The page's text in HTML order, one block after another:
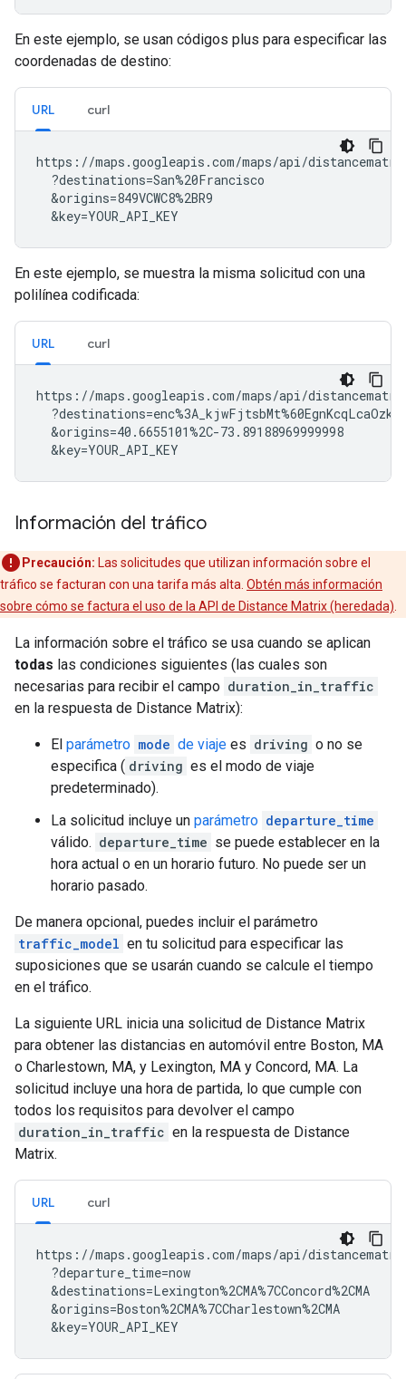
En este ejemplo, se usan códigos plus para especificar las
coordenadas de destino:
URL curl
https://maps.googleapis.com/maps/api/
  ?destinations=San%20Francisco
  &origins=849VCWC8%2BR9
  &key=YOUR_API_KEY
En este ejemplo, se muestra la misma solicitud con una
polilínea codificada:
URL curl
https://maps.googleapis.com/maps/api/
  &origins=40.6655101%2C-73.89188969999998
  &key=YOUR_API_KEY
Información del tráfico
Precaución: Las solicitudes que utilizan información sobre el
tráfico se facturan con una tarifa más alta. Obtén más información
sobre cómo se factura el uso de la API de Distance Matrix (heredada)
La información sobre el tráfico se usa cuando se aplican
todas las condiciones siguientes (las cuales son
necesarias para recibir el campo duration_in_traffic
en la respuesta de Distance Matrix):
El parámetro mode de viaje es driving o no se
especifica ( driving es el modo de viaje
predeterminado).
La solicitud incluye un parámetro departure_time
válido. departure_time se puede establecer en la
hora actual o en un horario futuro. No puede ser un
horario pasado.
De manera opcional, puedes incluir el parámetro
traffic_model en tu solicitud para especificar las
suposiciones que se usarán cuando se calcule el tiempo
en el tráfico.
La siguiente URL inicia una solicitud de Distance Matrix
para obtener las distancias en automóvil entre Boston, MA
o Charlestown, MA, y Lexington, MA y Concord, MA. La
solicitud incluye una hora de partida, lo que cumple con
todos los requisitos para devolver el campo
duration_in_traffic en la respuesta de Distance
Matrix.
URL curl
https://maps.googleapis.com/maps/api/
  ?departure_time=now
  &destinations=Lexington%2CMA%7CConcord%2CMA
  &origins=Boston%2CMA%7CCharlestown%2CMA
  &key=YOUR_API_KEY